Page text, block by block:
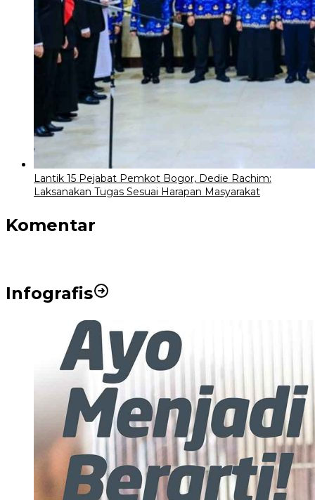
Lantik 15 Pejabat Pemkot Bogor, Dedie Rachim:
Laksanakan Tugas Sesuai Harapan Masyarakat
Komentar
Infografis